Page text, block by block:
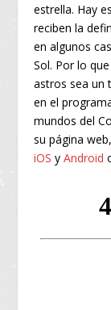
estrella. Hay
reciben la
en algunos
Sol. Por lo
astros sea un
en el
mundos del
su página
iOS yAndroid